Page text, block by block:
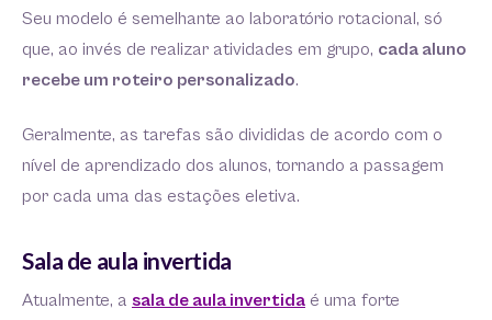
Seu modelo é semelhante ao laboratório rotacional, só
que, ao invés de realizar atividades em grupo, cada aluno
recebe um roteiro personalizado.
Geralmente, as tarefas são divididas de acordo com o
nível de aprendizado dos alunos, tornando a passagem
por cada uma das estações eletiva.
Sala de aula invertida
Atualmente, a sala de aula invertida é uma forte